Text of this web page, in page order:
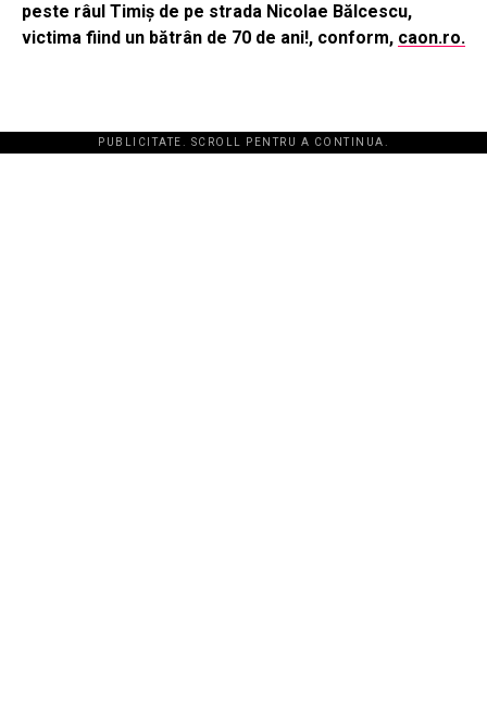
peste râul Timiș de pe strada Nicolae Bălcescu,
victima fiind un bătrân de 70 de ani!, conform, caon.ro.
PUBLICITATE. SCROLL PENTRU A CONTINUA.